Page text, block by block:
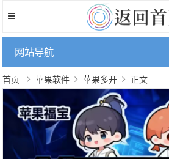
网站导航
首页 苹果软件 苹果多开 正文